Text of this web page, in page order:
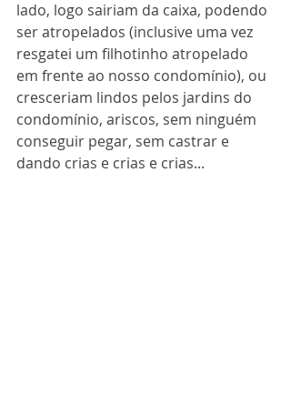
lado, logo sairiam da caixa, podendo
ser atropelados (inclusive uma vez
resgatei um filhotinho atropelado
em frente ao nosso condomínio), ou
cresceriam lindos pelos jardins do
condomínio, ariscos, sem ninguém
conseguir pegar, sem castrar e
dando crias e crias e crias...